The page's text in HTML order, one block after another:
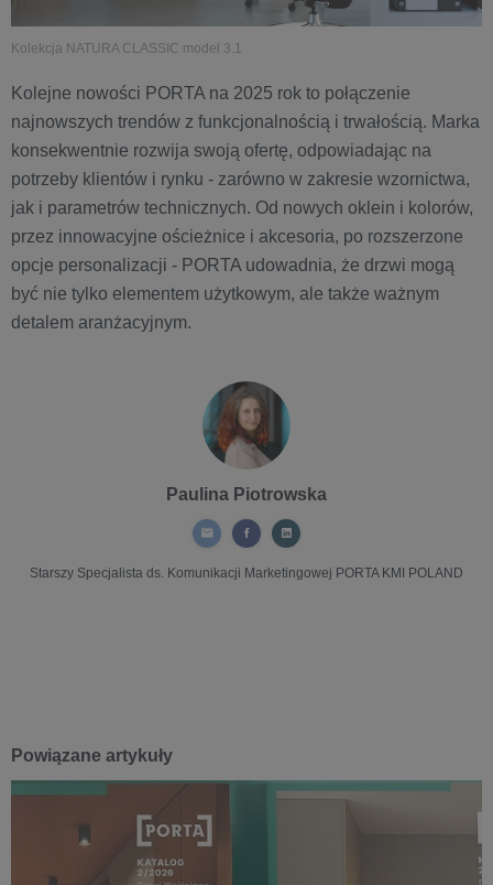
Kolekcja NATURA CLASSIC model 3.1
Kolejne nowości PORTA na 2025 rok to połączenie
najnowszych trendów z funkcjonalnością i trwałością. Marka
konsekwentnie rozwija swoją ofertę, odpowiadając na
potrzeby klientów i rynku - zarówno w zakresie wzornictwa,
jak i parametrów technicznych. Od nowych oklein i kolorów,
przez innowacyjne ościeżnice i akcesoria, po rozszerzone
opcje personalizacji - PORTA udowadnia, że drzwi mogą
być nie tylko elementem użytkowym, ale także ważnym
detalem aranżacyjnym.
Paulina Piotrowska
Starszy Specjalista ds. Komunikacji Marketingowej PORTA KMI POLAND
Powiązane artykuły